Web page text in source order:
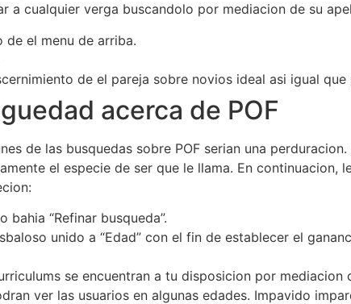
a cualquier verga buscandolo por mediacion de su
el menu de arriba.
de el pareja sobre novios ideal asi igual que
acerca de POF
de las busquedas sobre POF serian una
el especie de ser que le llama. En continuacion,
bahia “Refinar busqueda”.
unido a “Edad” con el fin de establecer el
se encuentran a tu disposicion por
ver las usuarios en algunas edades. Impavido